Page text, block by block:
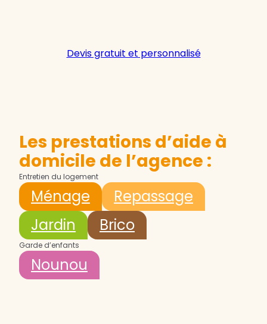
Devis gratuit et personnalisé
Les prestations d’aide à
domicile de l’agence :
Entretien du logement
Ménage
Repassage
Jardin
Brico
Garde d’enfants
Nounou